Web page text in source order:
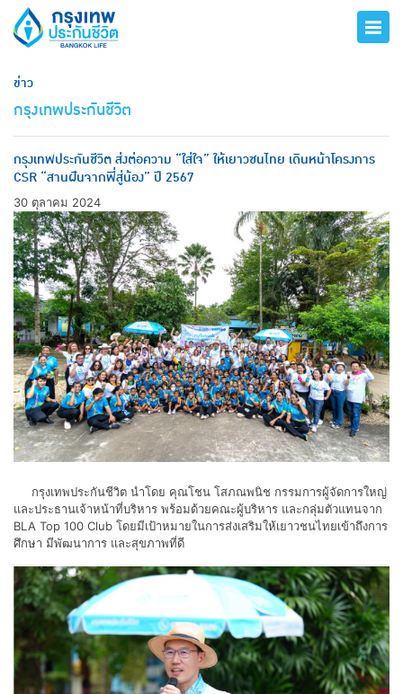
ข่าว
กรุงเทพประกันชีวิต
กรุงเทพประกันชีวิต ส่งต่อความ “ใส่ใจ” ให้เยาวชนไทย เดินหน้าโครงการ
CSR “สานฝันจากพี่สู่น้อง” ปี 2567
30 ตุลาคม 2024
กรุงเทพประกันชีวิต นำโดย คุณโชน โสภณพนิช กรรมการผู้จัดการใหญ่
และประธานเจ้าหน้าที่บริหาร พร้อมด้วยคณะผู้บริหาร และกลุ่มตัวแทนจาก
BLA Top 100 Club โดยมีเป้าหมายในการส่งเสริมให้เยาวชนไทยเข้าถึงการ
ศึกษา มีพัฒนาการ และสุขภาพที่ดี